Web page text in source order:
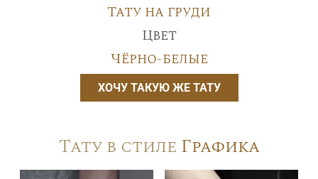
Тату на груди
Цвет
Чёрно-белые
ХОЧУ ТАКУЮ ЖЕ ТАТУ
Тату в стиле Графика